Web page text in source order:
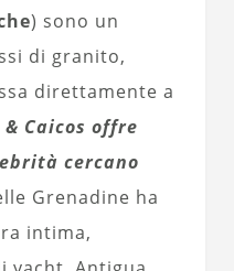
) sono un
di granito,
direttamente a
& Caicos offre
cercano
Grenadine ha
intima,